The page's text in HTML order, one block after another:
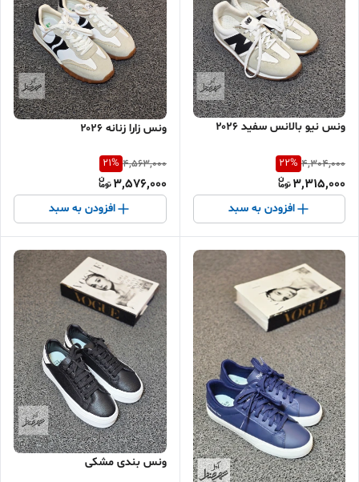
ونس نیو بالانس سفید ۲۰۲۶
4,304,000
22%
3,315,000
افزودن به سبد
ونس زارا زنانه ۲۰۲۶
4,563,000
21%
3,576,000
افزودن به سبد
ونس بندی مشکی